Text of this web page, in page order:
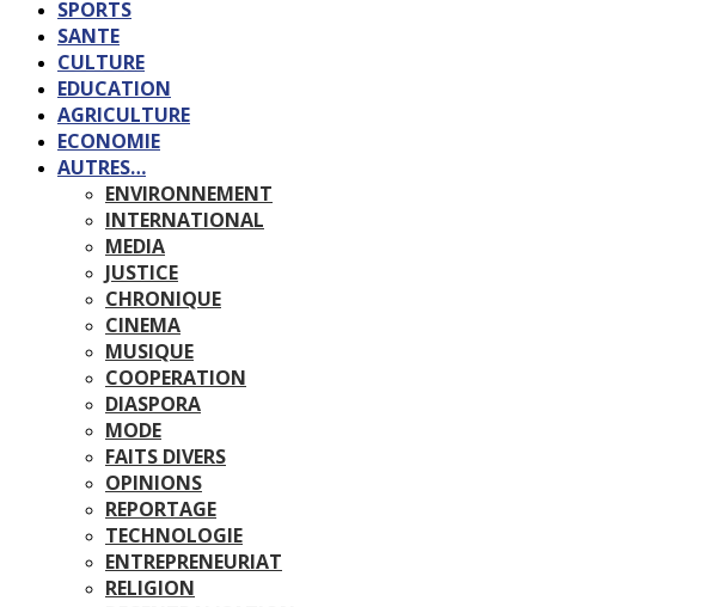
SPORTS
SANTE
CULTURE
EDUCATION
AGRICULTURE
ECONOMIE
AUTRES…
ENVIRONNEMENT
INTERNATIONAL
MEDIA
JUSTICE
CHRONIQUE
CINEMA
MUSIQUE
COOPERATION
DIASPORA
MODE
FAITS DIVERS
OPINIONS
REPORTAGE
TECHNOLOGIE
ENTREPRENEURIAT
RELIGION